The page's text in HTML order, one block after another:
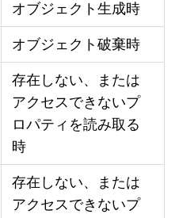
オブジェクト生成時
オブジェクト破棄時
存在しない、または
アクセスできないプ
ロパティを読み取る
時
存在しない、または
アクセスできないプ